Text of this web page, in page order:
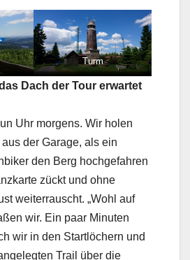
Turm
Auffahrt
Grenzgebiet
Dach der Tour erwartet
Uhr morgens. Wir holen
der Garage, als ein
den Berg hochgefahren
zückt und ohne
weiterrauscht. „Wohl auf
wir. Ein paar Minuten
wir in den Startlöchern und
Trail über die